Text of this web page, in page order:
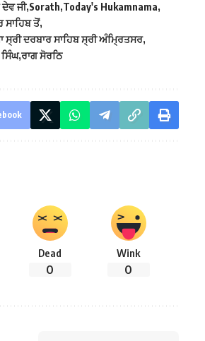
ਜੀ Sorath Today's Hukamnama
ਸਾਹਿਬ ਤੋਂ
ਸ੍ਰੀ ਦਰਬਾਰ ਸਾਹਿਬ ਸ੍ਰੀ ਅੰਮ੍ਰਿਤਸਰ
ਰਾਗ ਸੋਰਠਿ
Dead
0
Wink
0